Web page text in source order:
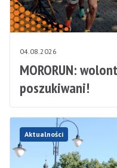
04.08.2026
MORORUN:
poszukiwani!
Aktualności